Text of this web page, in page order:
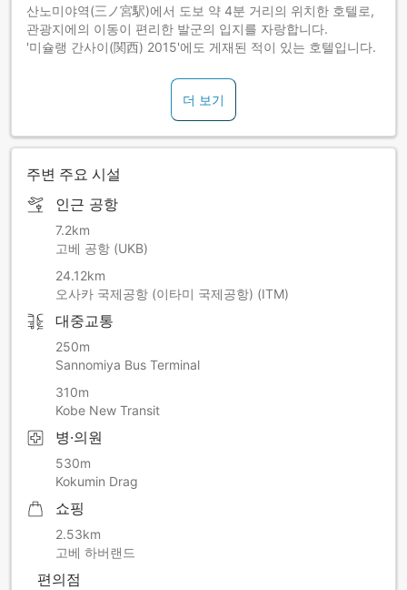
산노미야역(三ノ宮駅)에서 도보 약 4분 거리의 위치한 호텔로,
관광지에의 이동이 편리한 발군의 입지를 자랑합니다.
'미슐랭 간사이(関西) 2015'에도 게재된 적이 있는 호텔입니다.
더 보기
주변 주요 시설
인근 공항
7.2km
고베 공항 (UKB)
24.12km
오사카 국제공항 (이타미 국제공항) (ITM)
대중교통
250m
Sannomiya Bus Terminal
310m
Kobe New Transit
병·의원
530m
Kokumin Drag
쇼핑
2.53km
고베 하버랜드
편의점